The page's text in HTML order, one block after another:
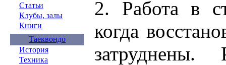
Статьи
Клубы, залы
Книги
Таеквондо
История
Техника
2. Работа в
когда
затруднены.